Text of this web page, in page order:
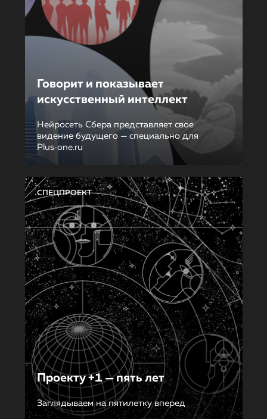
Говорит и показывает
искусственный интеллект
Нейросеть Сбера представляет свое
видение будущего — специально для
Plus‑one.ru
СПЕЦПРОЕКТ
Проекту +1 — пять лет
Заглядываем на пятилетку вперед